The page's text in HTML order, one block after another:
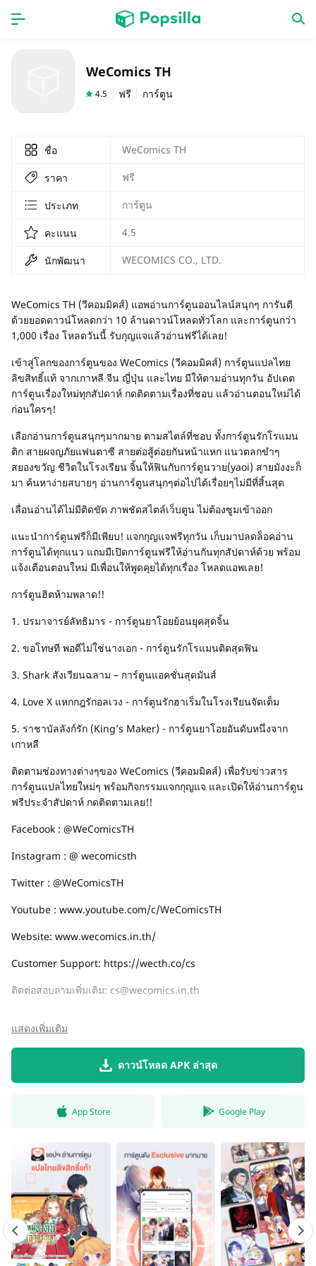
WeComics TH
4.5 ฟรี การ์ตูน
ชื่อ WeComics TH
ราคา ฟรี
ประเภท การ์ตูน
คะแนน 4.5
นักพัฒนา WECOMICS CO., LTD.
WeComics TH (วีคอมมิคส์) แอพอ่านการ์ตูนออนไลน์สนุกๆ การันตี
ด้วยยอดดาวน์โหลดกว่า 10 ล้านดาวน์โหลดทั่วโลก และการ์ตูนกว่า
1,000 เรื่อง โหลดวันนี้ รับกุญแจแล้วอ่านฟรีได้เลย!
เข้าสู่โลกของการ์ตูนของ WeComics (วีคอมมิคส์) การ์ตูนแปลไทย
ลิขสิทธิ์แท้ จากเกาหลี จีน ญี่ปุ่น และไทย มีให้ตามอ่านทุกวัน อัปเดต
การ์ตูนเรื่องใหม่ทุกสัปดาห์ กดติดตามเรื่องที่ชอบ แล้วอ่านตอนใหม่ได้
ก่อนใครๆ!
เลือกอ่านการ์ตูนสนุกๆมากมาย ตามสไตล์ที่ชอบ ทั้งการ์ตูนรักโรแมน
ติก สายผจญภัยแฟนตาซี สายต่อสู้ต่อยกันหน้าแหก แนวตลกขำๆ
สยองขวัญ ชีวิตในโรงเรียน จิ้นให้ฟินกับการ์ตูนวาย(yaoi) สายมังงะก็
มา ค้นหาง่ายสบายๆ อ่านการ์ตูนสนุกๆต่อไปได้เรื่อยๆไม่มีที่สิ้นสุด
เลื่อนอ่านได้ไม่มีติดขัด ภาพชัดสไตล์เว็บตูน ไม่ต้องซูมเข้าออก
แนะนำการ์ตูนฟรีก็มีเพียบ! แจกกุญแจฟรีทุกวัน เก็บมาปลดล็อคอ่าน
การ์ตูนได้ทุกแนว แถมมีเปิดการ์ตูนฟรีให้อ่านกันทุกสัปดาห์ด้วย พร้อม
แจ้งเตือนตอนใหม่ มีเพื่อนให้พูดคุยได้ทุกเรื่อง โหลดแอพเลย!
การ์ตูนฮิตห้ามพลาด!!
1. ปรมาจารย์ลัทธิมาร - การ์ตูนยาโอยย้อนยุคสุดจิ้น
2. ขอโทษที พอดีไม่ใช่นางเอก - การ์ตูนรักโรแมนติดสุดฟิน
3. Shark สังเวียนฉลาม – การ์ตูนแอคชั่นสุดมันส์
4. Love X แหกกฎรักอลเวง - การ์ตูนรักฮาเร็มในโรงเรียนจัดเต็ม
5. ราชาบัลลังก์รัก (King’s Maker) - การ์ตูนยาโอยอันดับหนึ่งจาก
เกาหลี
ติดตามช่องทางต่างๆของ WeComics (วีคอมมิคส์) เพื่อรับข่าวสาร
การ์ตูนแปลไทยใหม่ๆ พร้อมกิจกรรมแจกกุญแจ และเปิดให้อ่านการ์ตูน
ฟรีประจำสัปดาห์ กดติดตามเลย!!
Facebook : @WeComicsTH
Instagram : @ wecomicsth
Twitter : @WeComicsTH
Youtube : www.youtube.com/c/WeComicsTH
Website: www.wecomics.in.th/
Customer Support: https://wecth.co/cs
ติดต่อสอบถามเพิ่มเติม: cs@wecomics.in.th
แสดงเพิ่มเติม
ดาวน์โหลด APK ล่าสุด
App Store Google Play